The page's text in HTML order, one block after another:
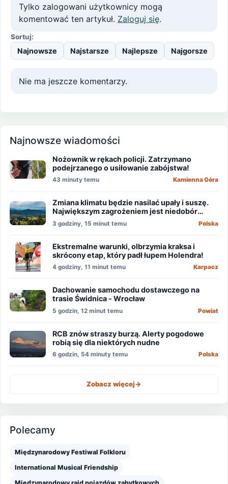
Tylko zalogowani użytkownicy mogą
komentować ten artykuł. Zaloguj się.
Sortuj:
Najnowsze Najstarsze Najlepsze Najgorsze
Nie ma jeszcze komentarzy.
Najnowsze wiadomości
Nożownik w rękach policji. Zatrzymano
podejrzanego o usiłowanie zabójstwa!
43 minuty temu Kamienna Góra
Zmiana klimatu będzie nasilać upały i suszę.
Największym zagrożeniem jest niedobór
wody
3 godziny, 15 minut temu Polska
Ekstremalne warunki, olbrzymia kraksa i
skrócony etap, który padł łupem Holendra!
4 godziny, 11 minut temu Karpacz
Dachowanie samochodu dostawczego na
trasie Świdnica - Wrocław
5 godzin, 12 minut temu Powiat
RCB znów straszy burzą. Alerty pogodowe
robią się dla niektórych nudne
6 godzin, 54 minuty temu Polska
Zobacz więcej->
Polecamy
Międzynarodowy Festiwal Folkloru
International Musical Friendship